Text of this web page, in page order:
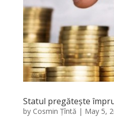
Statul pregătește
by Cosmin Țîntă | May 5,